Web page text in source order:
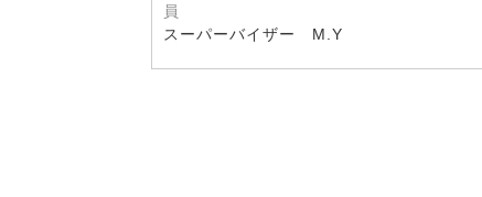
員
スーパーバイザー M.Y